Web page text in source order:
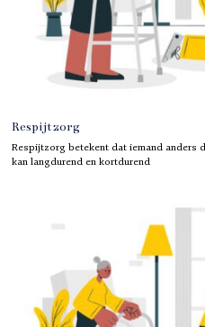
Respijtzorg
Respijtzorg betekent dat iemand anders
kan langdurend en kortdurend